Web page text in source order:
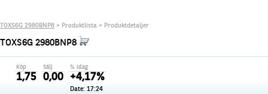
Mini Futures
Unlimited Turbos
Nyhestbrev+
Realtidskurser
Finansiell information
TOXS6G 2980BNP8 > Produktlista > Produktdetaljer
TOXS6G 2980BNP8
Köp
1,75
Sälj
0,00
% idag
+4,17%
Date: 17:24